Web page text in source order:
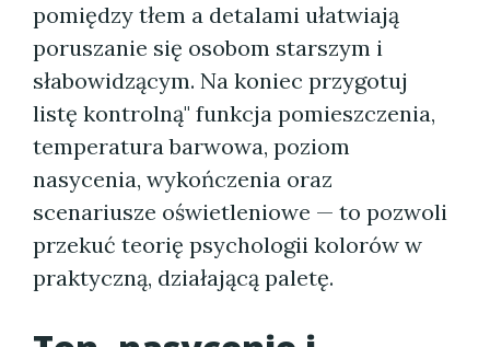
pomiędzy tłem a detalami ułatwiają
poruszanie się osobom starszym i
słabowidzącym. Na koniec przygotuj
listę kontrolną" funkcja pomieszczenia,
temperatura barwowa, poziom
nasycenia, wykończenia oraz
scenariusze oświetleniowe — to pozwoli
przekuć teorię psychologii kolorów w
praktyczną, działającą paletę.